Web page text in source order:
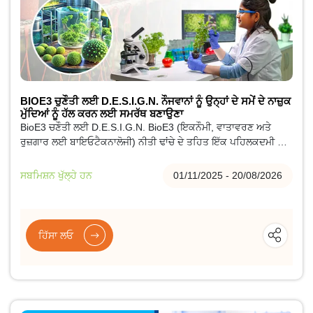
ਸਬਮਿਸ਼ਨ ਖੁੱਲ੍ਹੇ ਹਨ 01/11/2025 - 20/08/2026
BIOE3 ਚੁਣੌਤੀ ਲਈ D.E.S.I.G.N. ਨੌਜਵਾਨਾਂ ਨੂੰ ਉਨ੍ਹਾਂ ਦੇ ਸਮੇਂ ਦੇ ਨਾਜ਼ੁਕ
ਮੁੱਦਿਆਂ ਨੂੰ ਹੱਲ ਕਰਨ ਲਈ ਸਮਰੱਥ ਬਣਾਉਣਾ
BioE3 ਚਣੌਤੀ ਲਈ D.E.S.I.G.N. BioE3 (ਇਕਨੌਮੀ, ਵਾਤਾਵਰਣ ਅਤੇ
ਰੁਜ਼ਗਾਰ ਲਈ ਬਾਇਓਟੈਕਨਾਲੋਜੀ) ਨੀਤੀ ਢਾਂਚੇ ਦੇ ਤਹਿਤ ਇੱਕ ਪਹਿਲਕਦਮੀ ਹੈ,
ਚਲਾਏ ਜਾਂਦੇ ਨਵੀਨਤਾਕਾਰੀ, ਟਿਕਾਊ ਅਤੇ ਸਕੇਲੇਬਲ ਬਾਇਓਟੈਕਨਾਲੌਜੀ ਹੱਲਾਂ ਨੂੰ
ਹਿੱਸਾ ਲਓ